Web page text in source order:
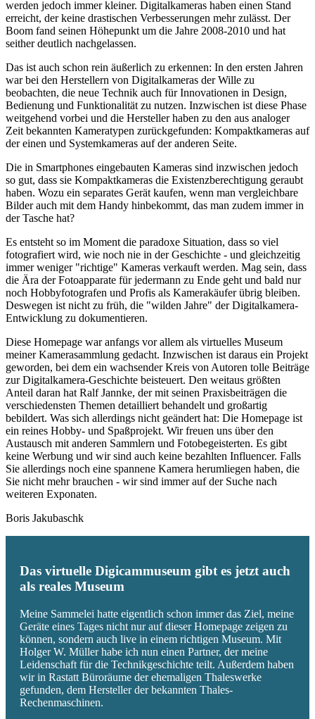
werden jedoch immer kleiner. Digitalkameras haben einen Stand
erreicht, der keine drastischen Verbesserungen mehr zulässt. Der
Boom fand seinen Höhepunkt um die Jahre 2008-2010 und hat
seither deutlich nachgelassen.
Das ist auch schon rein äußerlich zu erkennen: In den ersten Jahren
war bei den Herstellern von Digitalkameras der Wille zu
beobachten, die neue Technik auch für Innovationen in Design,
Bedienung und Funktionalität zu nutzen. Inzwischen ist diese Phase
weitgehend vorbei und die Hersteller haben zu den aus analoger
Zeit bekannten Kameratypen zurückgefunden: Kompaktkameras auf
der einen und Systemkameras auf der anderen Seite.
Die in Smartphones eingebauten Kameras sind inzwischen jedoch
so gut, dass sie Kompaktkameras die Existenzberechtigung geraubt
haben. Wozu ein separates Gerät kaufen, wenn man vergleichbare
Bilder auch mit dem Handy hinbekommt, das man zudem immer in
der Tasche hat?
Es entsteht so im Moment die paradoxe Situation, dass so viel
fotografiert wird, wie noch nie in der Geschichte - und gleichzeitig
immer weniger "richtige" Kameras verkauft werden. Mag sein, dass
die Ära der Fotoapparate für jedermann zu Ende geht und bald nur
noch Hobbyfotografen und Profis als Kamerakäufer übrig bleiben.
Deswegen ist nicht zu früh, die "wilden Jahre" der Digitalkamera-
Entwicklung zu dokumentieren.
Diese Homepage war anfangs vor allem als virtuelles Museum
meiner Kamerasammlung gedacht. Inzwischen ist daraus ein Projekt
geworden, bei dem ein wachsender Kreis von Autoren tolle Beiträge
zur Digitalkamera-Geschichte beisteuert. Den weitaus größten
Anteil daran hat Ralf Jannke, der mit seinen Praxisbeiträgen die
verschiedensten Themen detailliert behandelt und großartig
bebildert. Was sich allerdings nicht geändert hat: Die Homepage ist
ein reines Hobby- und Spaßprojekt. Wir freuen uns über den
Austausch mit anderen Sammlern und Fotobegeisterten. Es gibt
keine Werbung und wir sind auch keine bezahlten Influencer. Falls
Sie allerdings noch eine spannene Kamera herumliegen haben, die
Sie nicht mehr brauchen - wir sind immer auf der Suche nach
weiteren Exponaten.
Boris Jakubaschk
Das virtuelle Digicammuseum gibt es jetzt auch
als reales Museum
Meine Sammelei hatte eigentlich schon immer das Ziel, meine
Geräte eines Tages nicht nur auf dieser Homepage zeigen zu
können, sondern auch live in einem richtigen Museum. Mit
Holger W. Müller habe ich nun einen Partner, der meine
Leidenschaft für die Technikgeschichte teilt. Außerdem haben
wir in Rastatt Büroräume der ehemaligen Thaleswerke
gefunden, dem Hersteller der bekannten Thales-
Rechenmaschinen.